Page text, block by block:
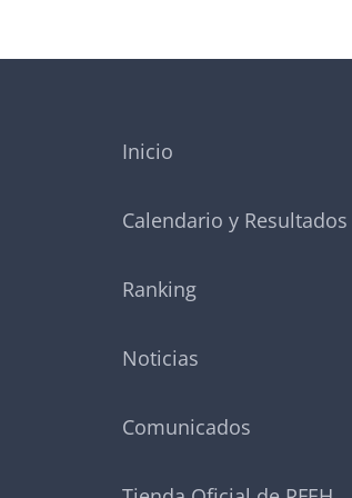
Inicio
Calendario y Resultados
Ranking
Noticias
Comunicados